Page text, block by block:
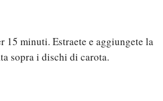
15 minuti. Estraete e aggiungete la
sopra i dischi di carota.